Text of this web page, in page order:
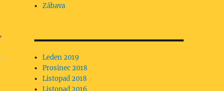
Zábava
Leden 2019
Prosinec 2018
Listopad 2018
Listopad 2016